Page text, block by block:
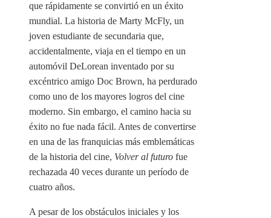
que rápidamente se convirtió en un éxito
mundial. La historia de Marty McFly, un
joven estudiante de secundaria que,
accidentalmente, viaja en el tiempo en un
automóvil DeLorean inventado por su
excéntrico amigo Doc Brown, ha perdurado
como uno de los mayores logros del cine
moderno. Sin embargo, el camino hacia su
éxito no fue nada fácil. Antes de convertirse
en una de las franquicias más emblemáticas
de la historia del cine, Volver al futuro fue
rechazada 40 veces durante un período de
cuatro años.
A pesar de los obstáculos iniciales y los